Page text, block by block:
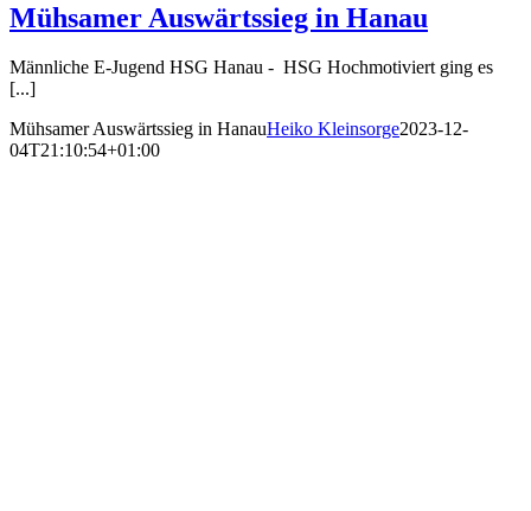
Mühsamer Auswärtssieg in Hanau
Männliche E-Jugend HSG Hanau - HSG Hochmotiviert ging es
[...]
Mühsamer Auswärtssieg in HanauHeiko Kleinsorge2023-12-
04T21:10:54+01:00